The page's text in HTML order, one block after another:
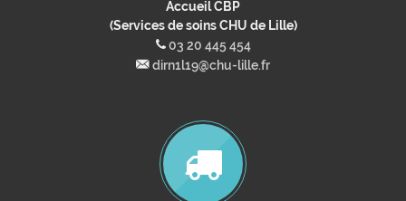
Accueil CBP
(Services de soins CHU de Lille)
03 20 445 454
dirn1l19@chu-lille.fr